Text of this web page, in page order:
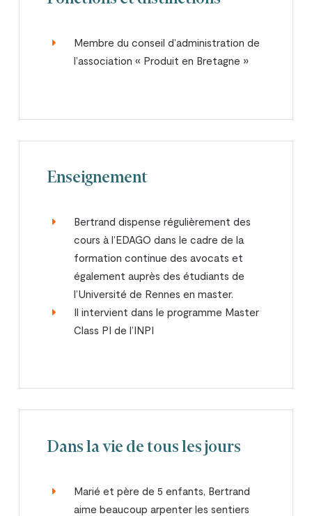
Membre du conseil d’administration de
l’association « Produit en Bretagne »
Enseignement
Bertrand dispense régulièrement des
cours à l’EDAGO dans le cadre de la
formation continue des avocats et
également auprès des étudiants de
l’Université de Rennes en master.
Il intervient dans le programme Master
Class PI de l’INPI
Dans la vie de tous les jours
Marié et père de 5 enfants, Bertrand
aime beaucoup arpenter les sentiers